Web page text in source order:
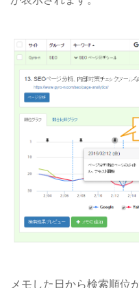
メモした日から検索順位